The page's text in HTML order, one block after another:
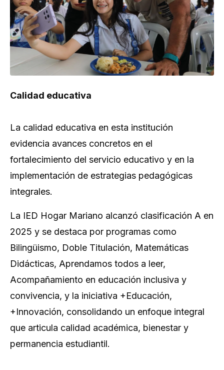
Calidad educativa
La calidad educativa en esta institución
evidencia avances concretos en el
fortalecimiento del servicio educativo y en la
implementación de estrategias pedagógicas
integrales.
La IED Hogar Mariano alcanzó clasificación A en
2025 y se destaca por programas como
Bilingüismo, Doble Titulación, Matemáticas
Didácticas, Aprendamos todos a leer,
Acompañamiento en educación inclusiva y
convivencia, y la iniciativa +Educación,
+Innovación, consolidando un enfoque integral
que articula calidad académica, bienestar y
permanencia estudiantil.